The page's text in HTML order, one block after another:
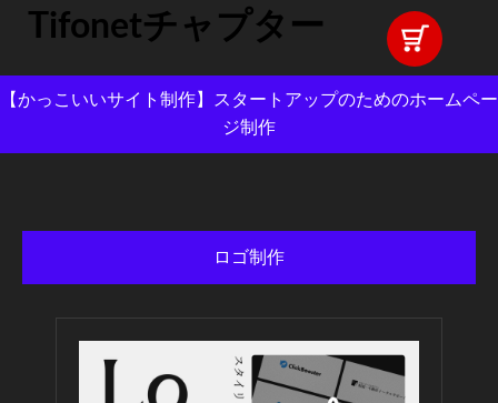
Tifonetチャプター
【かっこいいサイト制作】スタートアップのためのホームペー
ジ制作
ロゴ制作